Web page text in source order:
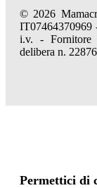
© 2026
IT07464370969
i.v. - Fornitore
delibera n.
Permettici di